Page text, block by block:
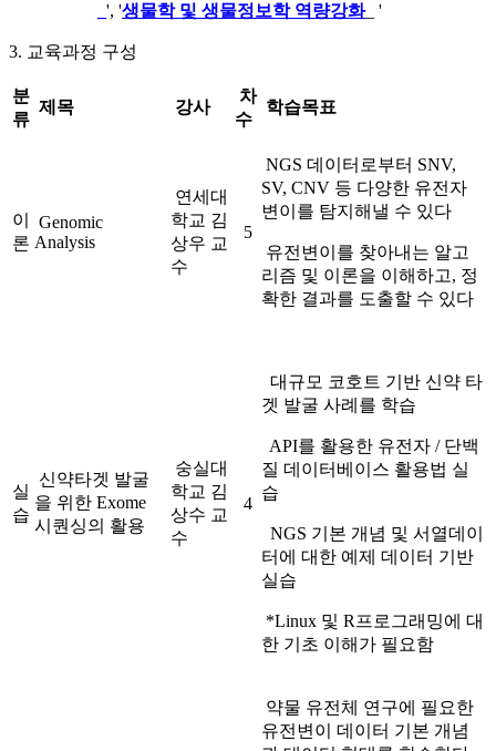
', '생물학 및 생물정보학 역량강화_ '
3. 교육과정 구성
분
류
제목 강사
차
수
학습목표
이
론
Genomic
Analysis
연세대
학교 김
상우 교
수
5
NGS 데이터로부터 SNV,
SV, CNV 등 다양한 유전자
변이를 탐지해낼 수 있다
유전변이를 찾아내는 알고
리즘 및 이론을 이해하고, 정
확한 결과를 도출할 수 있다
실
습
신약타겟 발굴
을 위한 Exome
시퀀싱의 활용
숭실대
학교 김
상수 교
수
4
대규모 코호트 기반 신약 타
겟 발굴 사례를 학습
API를 활용한 유전자 / 단백
질 데이터베이스 활용법 실
습
NGS 기본 개념 및 서열데이
터에 대한 예제 데이터 기반
실습
*Linux 및 R프로그래밍에 대
한 기초 이해가 필요함
약물 유전체 연구에 필요한
유전변이 데이터 기본 개념